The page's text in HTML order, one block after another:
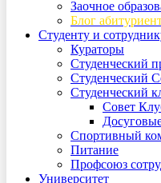
Заочное
Блог
Студенту и
Кураторы
Студенческий
Студенческий
Студенческий
Совет
Спортивный
Питание
Профсоюз
Университет